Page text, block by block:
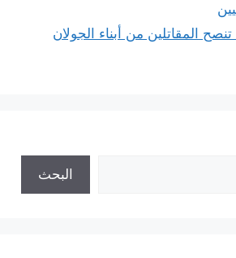
المقاتلين من أبناء الجولان
البحث